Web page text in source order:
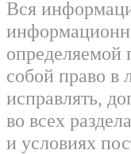
Вся
определяемой
собой право в
исправлять,
во всех
и условиях